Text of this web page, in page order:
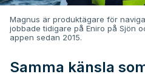
Magnus är produktägare för
jobbade tidigare på Eniro på Sjön
appen sedan 2015.
Samma känsla